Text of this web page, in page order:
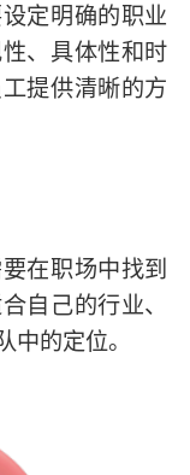
定明确的职业
、具体性和时
提供清晰的方
在职场中找到
自己的行业、
的定位。